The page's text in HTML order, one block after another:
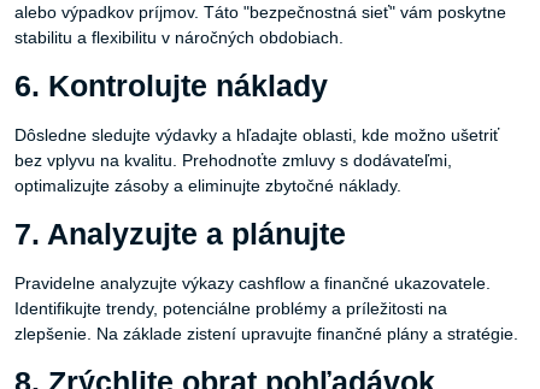
alebo výpadkov príjmov. Táto "bezpečnostná sieť" vám poskytne
stabilitu a flexibilitu v náročných obdobiach.
6. Kontrolujte náklady
Dôsledne sledujte výdavky a hľadajte oblasti, kde možno ušetriť
bez vplyvu na kvalitu. Prehodnoťte zmluvy s dodávateľmi,
optimalizujte zásoby a eliminujte zbytočné náklady.
7. Analyzujte a plánujte
Pravidelne analyzujte výkazy cashflow a finančné ukazovatele.
Identifikujte trendy, potenciálne problémy a príležitosti na
zlepšenie. Na základe zistení upravujte finančné plány a stratégie.
8. Zrýchlite obrat pohľadávok